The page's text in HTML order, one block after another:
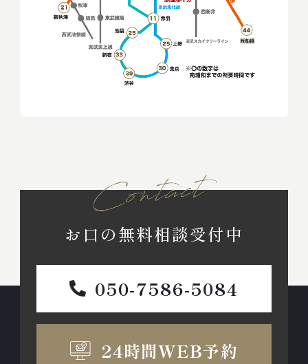
お口の無料相談受付中
050-7586-5084
24時間WEB予約